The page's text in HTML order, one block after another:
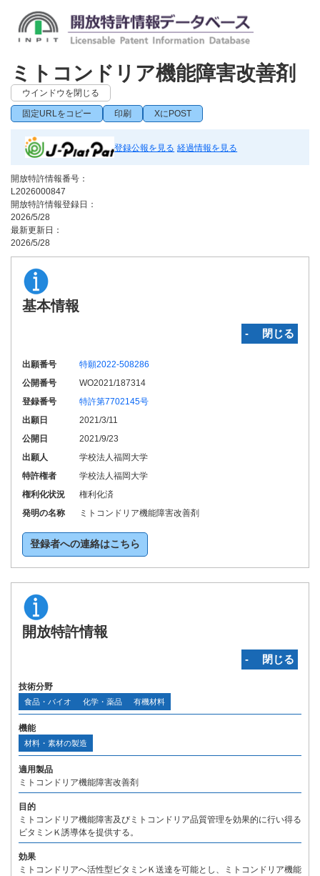
ミトコンドリア機能障害改善剤
ウインドウを閉じる
固定URLをコピー 印刷 XにPOST
登録公報を見る 経過情報を見る
開放特許情報番号：
L2026000847
開放特許情報登録日：
2026/5/28
最新更新日：
2026/5/28
基本情報
‐ 閉じる
出願番号
特願2022-508286
公開番号
WO2021/187314
登録番号
特許第7702145号
出願日
2021/3/11
公開日
2021/9/23
出願人
学校法人福岡大学
特許権者
学校法人福岡大学
権利化状況
権利化済
発明の名称
ミトコンドリア機能障害改善剤
登録者への連絡はこちら
開放特許情報
‐ 閉じる
技術分野
食品・バイオ 化学・薬品 有機材料
機能
材料・素材の製造
適用製品
ミトコンドリア機能障害改善剤
目的
ミトコンドリア機能障害及びミトコンドリア品質管理を効果的に行い得る
ビタミンＫ誘導体を提供する。
効果
ミトコンドリアへ活性型ビタミンＫ送達を可能とし、ミトコンドリア機能